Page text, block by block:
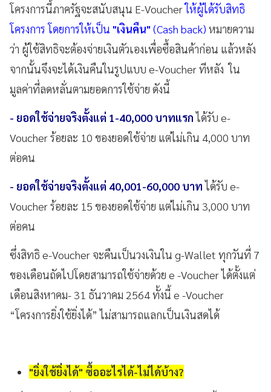
โครงการนี้ภาครัฐจะสนับสนุน E-Voucherให้ผู้ได้รับสิทธิ
โครงการ โดยการให้เป็น "เงินคืน" (Cash back) หมายความ
ว่า ผู้ใช้สิทธิจะต้องจ่ายเงินตัวเองเพื่อซื้อสินค้าก่อน แล้วหลัง
จากนั้นจึงจะได้เงินคืนในรูปแบบ e-Voucher ทีหลัง ใน
มูลค่าที่ลดหลั่นตามยอดการใช้จ่าย ดังนี้
- ยอดใช้จ่ายจริงตั้งแต่ 1-40,000 บาทแรกได้รับ e-
Voucher ร้อยละ 10 ของยอดใช้จ่าย แต่ไม่เกิน 4,000 บาท
ต่อคน
- ยอดใช้จ่ายจริงตั้งแต่ 40,001-60,000 บาทได้รับ e-
Voucher ร้อยละ 15 ของยอดใช้จ่าย แต่ไม่เกิน 3,000 บาท
ต่อคน
ซึ่งสิทธิ e-Voucher จะคืนเป็นวงเงินใน g-Wallet ทุกวันที่ 7
ของเดือนถัดไปโดยสามารถใช้จ่ายด้วย e -Voucher ได้ตั้งแต่
เดือนสิงหาคม- 31 ธันวาคม 2564 ทั้งนี้ e -Voucher
“โครงการยิ่งใช้ยิ่งได้” ไม่สามารถแลกเป็นเงินสดได้
"ยิ่งใช้ยิ่งได้" ซื้ออะไรได้-ไม่ได้บ้าง?